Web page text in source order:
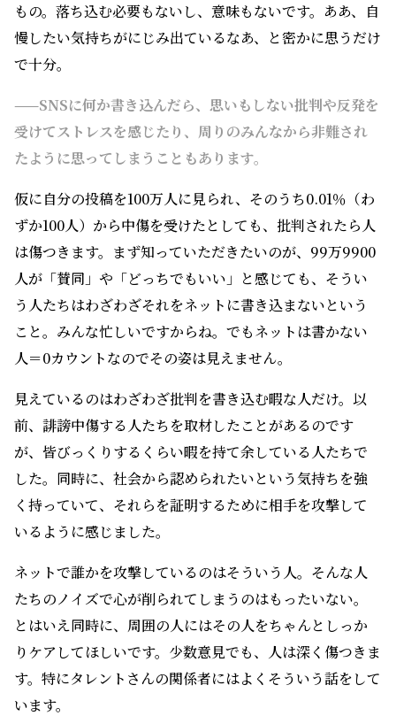
もの。落ち込む必要もないし、意味もないです。ああ、自
慢したい気持ちがにじみ出ているなあ、と密かに思うだけ
で十分。
——SNSに何か書き込んだら、思いもしない批判や反発を
受けてストレスを感じたり、周りのみんなから非難され
たように思ってしまうこともあります。
仮に自分の投稿を100万人に見られ、そのうち0.01％（わ
ずか100人）から中傷を受けたとしても、批判されたら人
は傷つきます。まず知っていただきたいのが、99万9900
人が「賛同」や「どっちでもいい」と感じても、そうい
う人たちはわざわざそれをネットに書き込まないという
こと。みんな忙しいですからね。でもネットは書かない
人＝0カウントなのでその姿は見えません。
見えているのはわざわざ批判を書き込む暇な人だけ。以
前、誹謗中傷する人たちを取材したことがあるのです
が、皆びっくりするくらい暇を持て余している人たちで
した。同時に、社会から認められたいという気持ちを強
く持っていて、それらを証明するために相手を攻撃して
いるように感じました。
ネットで誰かを攻撃しているのはそういう人。そんな人
たちのノイズで心が削られてしまうのはもったいない。
とはいえ同時に、周囲の人にはその人をちゃんとしっか
りケアしてほしいです。少数意見でも、人は深く傷つきま
す。特にタレントさんの関係者にはよくそういう話をして
います。